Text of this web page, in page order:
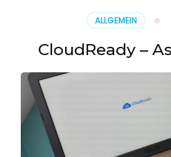
ALLGEMEIN
CloudReady –